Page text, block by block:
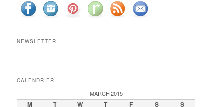
NEWSLETTER
CALENDRIER
MARCH 2015
M T W T F S S